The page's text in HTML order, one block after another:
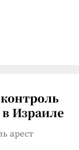
Израиле
арест